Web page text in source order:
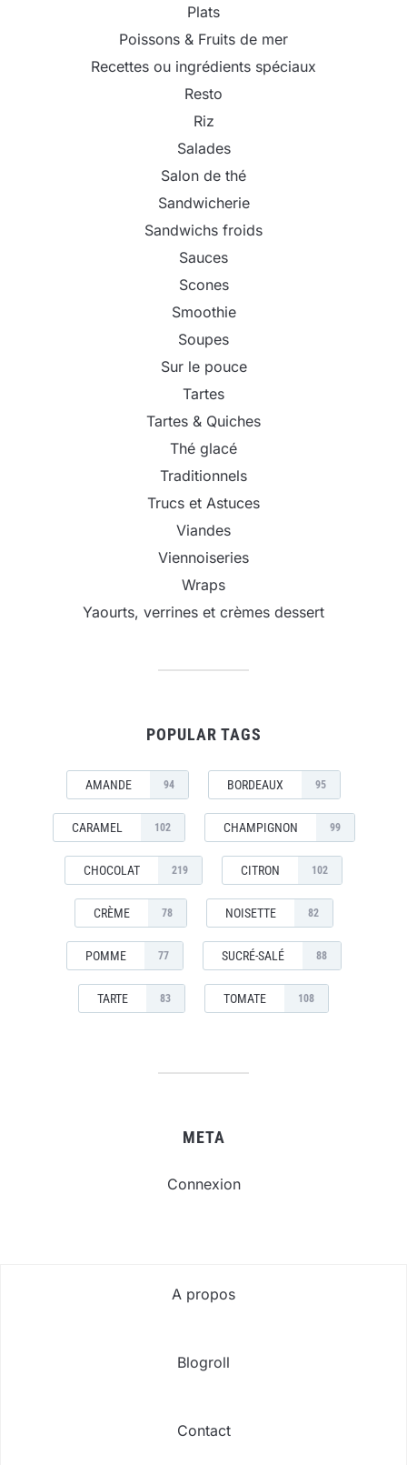
Plats
Poissons & Fruits de mer
Recettes ou ingrédients spéciaux
Resto
Riz
Salades
Salon de thé
Sandwicherie
Sandwichs froids
Sauces
Scones
Smoothie
Soupes
Sur le pouce
Tartes
Tartes & Quiches
Thé glacé
Traditionnels
Trucs et Astuces
Viandes
Viennoiseries
Wraps
Yaourts, verrines et crèmes dessert
POPULAR TAGS
AMANDE 94 BORDEAUX 95
CARAMEL 102 CHAMPIGNON 99
CHOCOLAT 219 CITRON 102
CRÈME 78 NOISETTE 82
POMME 77 SUCRÉ-SALÉ 88
TARTE 83 TOMATE 108
META
Connexion
A propos
Blogroll
Contact